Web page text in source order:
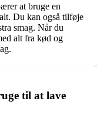
at bruge en
Du kan også tilføje
smag. Når du
alt fra kød og
til at lave